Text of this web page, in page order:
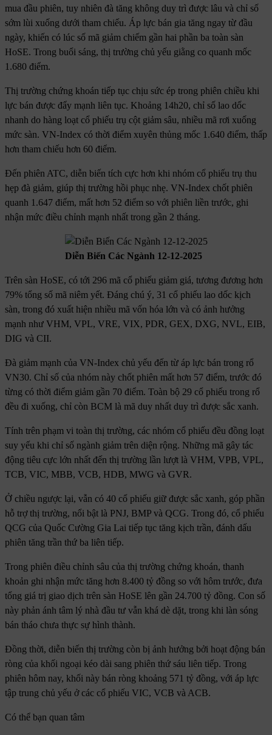
mua đầu phiên, tuy nhiên đà tăng không duy trì được lâu và chỉ số
sớm lùi xuống dưới tham chiếu. Áp lực bán gia tăng ngay từ đầu
ngày, khiến có lúc số mã giảm chiếm gần hai phần ba toàn sàn
HoSE. Trong buổi sáng, thị trường chủ yếu giằng co quanh mốc
1.680 điểm.
Thị trường chứng khoán tiếp tục chịu sức ép trong phiên chiều khi
lực bán được đẩy mạnh liên tục. Khoảng 14h20, chỉ số lao dốc
nhanh do hàng loạt cổ phiếu trụ cột giảm sâu, nhiều mã rơi xuống
mức sàn. VN-Index có thời điểm xuyên thủng mốc 1.640 điểm, thấp
hơn tham chiếu hơn 60 điểm.
Đến phiên ATC, diễn biến tích cực hơn khi nhóm cổ phiếu trụ thu
hẹp đà giảm, giúp thị trường hồi phục nhẹ. VN-Index chốt phiên
quanh 1.647 điểm, mất hơn 52 điểm so với phiên liền trước, ghi
nhận mức điều chỉnh mạnh nhất trong gần 2 tháng.
Diễn Biến Các Ngành 12-12-2025
Trên sàn HoSE, có tới 296 mã cổ phiếu giảm giá, tương đương hơn
79% tổng số mã niêm yết. Đáng chú ý, 31 cổ phiếu lao dốc kịch
sàn, trong đó xuất hiện nhiều mã vốn hóa lớn và có ảnh hưởng
mạnh như VHM, VPL, VRE, VIX, PDR, GEX, DXG, NVL, EIB,
DIG và CII.
Đà giảm mạnh của VN-Index chủ yếu đến từ áp lực bán trong rổ
VN30. Chỉ số của nhóm này chốt phiên mất hơn 57 điểm, trước đó
từng có thời điểm giảm gần 70 điểm. Toàn bộ 29 cổ phiếu trong rổ
đều đi xuống, chỉ còn BCM là mã duy nhất duy trì được sắc xanh.
Tính trên phạm vi toàn thị trường, các nhóm cổ phiếu đều đồng loạt
suy yếu khi chỉ số ngành giảm trên diện rộng. Những mã gây tác
động tiêu cực lớn nhất đến thị trường lần lượt là VHM, VPB, VPL,
TCB, VIC, MBB, VCB, HDB, MWG và GVR.
Ở chiều ngược lại, vẫn có 40 cổ phiếu giữ được sắc xanh, góp phần
hỗ trợ thị trường, nổi bật là PNJ, BMP và QCG. Trong đó, cổ phiếu
QCG của Quốc Cường Gia Lai tiếp tục tăng kịch trần, đánh dấu
phiên tăng trần thứ ba liên tiếp.
Trong phiên điều chỉnh sâu của thị trường chứng khoán, thanh
khoản ghi nhận mức tăng hơn 8.400 tỷ đồng so với hôm trước, đưa
tổng giá trị giao dịch trên sàn HoSE lên gần 24.700 tỷ đồng. Con số
này phản ánh tâm lý nhà đầu tư vẫn khá dè dặt, trong khi làn sóng
bán tháo chưa thực sự hình thành.
Đồng thời, diễn biến thị trường còn bị ảnh hưởng bởi hoạt động bán
ròng của khối ngoại kéo dài sang phiên thứ sáu liên tiếp. Trong
phiên hôm nay, khối này bán ròng khoảng 571 tỷ đồng, với áp lực
tập trung chủ yếu ở các cổ phiếu VIC, VCB và ACB.
Có thể bạn quan tâm